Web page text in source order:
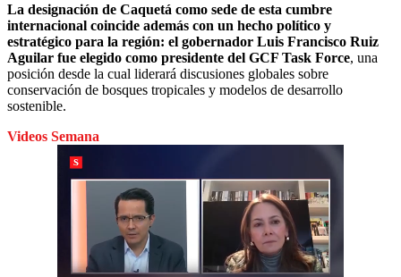
La designación de Caquetá como sede de esta cumbre
internacional coincide además con un hecho político y
estratégico para la región: el gobernador Luis Francisco Ruiz
Aguilar fue elegido como presidente del GCF Task Force, una
posición desde la cual liderará discusiones globales sobre
conservación de bosques tropicales y modelos de desarrollo
sostenible.
Videos Semana